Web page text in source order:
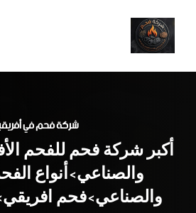
content
شركة فحم في
أكبر شركة فحم للفحم
والصناعي>أنواع
والصناعي>فحم افريقي